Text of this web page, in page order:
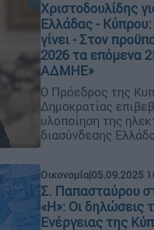
Χριστοδουλίδης
Ελλάδας -
γίνει - Στον
2026 τα επόμενα
ΑΔΜΗΕ»
Ο Πρόεδρος της
Δημοκρατίας
υλοποίηση της
διασύνδεσης
Οικονομία|05.09.2025
Σ. Παπασταύρου
«Η»: Οι δηλώσεις
Ενέργειας της